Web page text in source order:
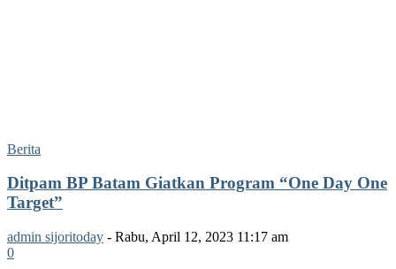
Berita
Ditpam BP Batam Giatkan Program “One Day One
Target”
admin sijoritoday - Rabu, April 12, 2023 11:17 am
0